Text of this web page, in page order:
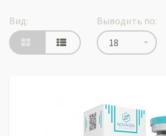
Вид:
Выводить по:
18